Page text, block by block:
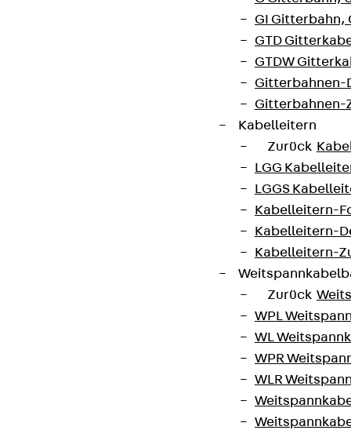
GI Gitterbahn,
GTD
GTDW
Gitterbahnen-
Gitterbahnen-
Kabelleitern
Zurück
LGG
LGGS
Kabelleitern-
Kabelleitern-
Kabelleitern-
Zurück
WPL
WL
WPR
WLR